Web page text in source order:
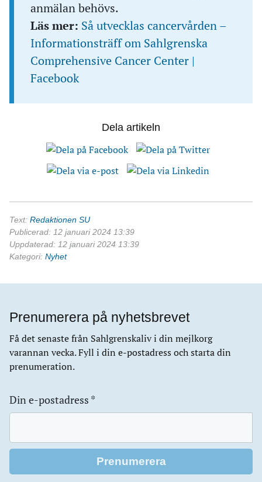
anmälan behövs.
Läs mer: Så utvecklas cancervården –
Informationsträff om Sahlgrenska
Comprehensive Cancer Center |
Facebook
Dela artikeln
Text: Redaktionen SU
Publicerad: 12 januari 2024 13:39
Uppdaterad: 12 januari 2024 13:39
Kategori: Nyhet
Prenumerera på nyhetsbrevet
Få det senaste från Sahlgrenskaliv i din mejlkorg
varannan vecka. Fyll i din e-postadress och starta din
prenumeration.
Din e-postadress *